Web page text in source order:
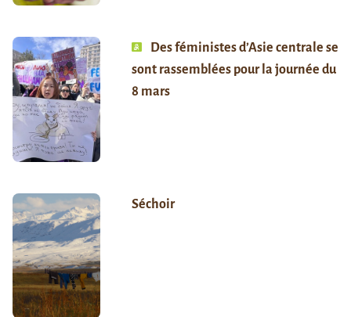
Des féministes d’Asie centrale se
sont rassemblées pour la journée du
8 mars
Séchoir